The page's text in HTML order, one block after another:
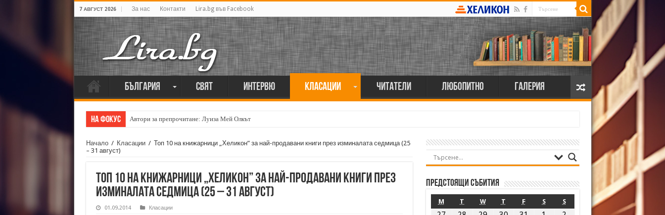
7 АВГУСТ 2026 За нас Контакти Lira.bg във Facebook
България Свят Интервю Класации Читатели Любопитно Галерия
На фокус Автори за препрочитане: Луиза Мей Олкът
Начало / Класации / Топ 10 на книжарници „Хеликон” за най-продавани книги през изминалата седмица (25
– 31 август)
Топ 10 на книжарници „Хеликон” за най-продавани книги през
изминалата седмица (25 – 31 август)
01.09.2014 Класации
Предстоящи събития
M T W T F S S